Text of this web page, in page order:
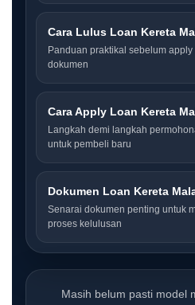
Cara Lulus Loan Kereta
Panduan praktikal sebelum
dokumen
Cara Apply Loan Kereta
Langkah demi langkah
untuk pembeli baru
Dokumen Loan Kereta
Senarai dokumen penting untuk
proses kelulusan
Masih belum pasti model